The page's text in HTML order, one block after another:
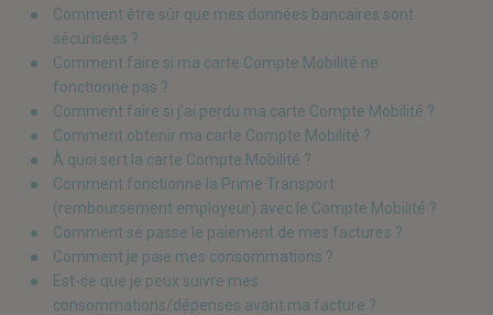
Comment être sûr que mes données bancaires sont
sécurisées ?
Comment faire si ma carte Compte Mobilité ne
fonctionne pas ?
Comment faire si j’ai perdu ma carte Compte Mobilité ?
Comment obtenir ma carte Compte Mobilité ?
À quoi sert la carte Compte Mobilité ?
Comment fonctionne la Prime Transport
(remboursement employeur) avec le Compte Mobilité ?
Comment se passe le paiement de mes factures ?
Comment je paie mes consommations ?
Est-ce que je peux suivre mes
consommations/dépenses avant ma facture ?